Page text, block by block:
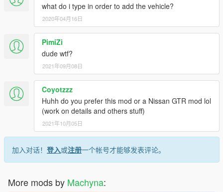
what do i type in order to add the vehicle?
2020年04月16日
PimiZi
dude wtf?
2021年09月08日
Coyotzzz
Huhh do you prefer this mod or a Nissan GTR mod lol
(work on details and others stuff)
2021年10月05日
加入对话！ 登入或注册一个帐号才能够发表评论。
More mods by Machyna: